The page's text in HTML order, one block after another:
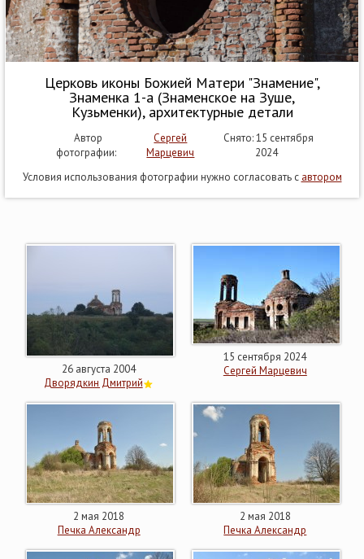
Церковь иконы Божией Матери "Знамение",
Знаменка 1-а (Знаменское на Зуше,
Кузьменки), архитектурные детали
Автор
фотографии:
Сергей
Марцевич
Снято: 15 сентября
2024
Условия использования фотографии нужно согласовать с автором
26 августа 2004
Дворядкин Дмитрий
15 сентября 2024
Сергей Марцевич
2 мая 2018
Печка Александр
2 мая 2018
Печка Александр